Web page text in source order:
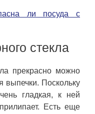
ли посуда с
стекла
прекрасно можно
выпечки. Поскольку
гладкая, к ней
Есть еще